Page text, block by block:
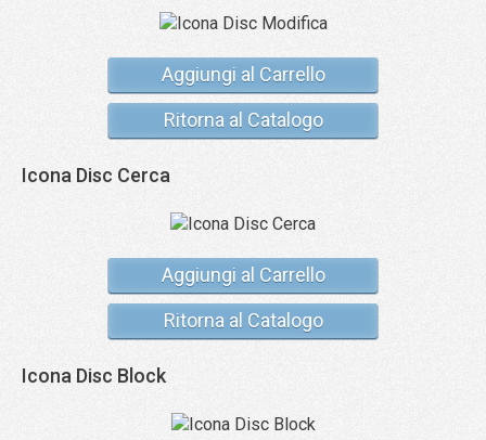
Aggiungi al Carrello
Ritorna al Catalogo
Icona Disc Cerca
Aggiungi al Carrello
Ritorna al Catalogo
Icona Disc Block